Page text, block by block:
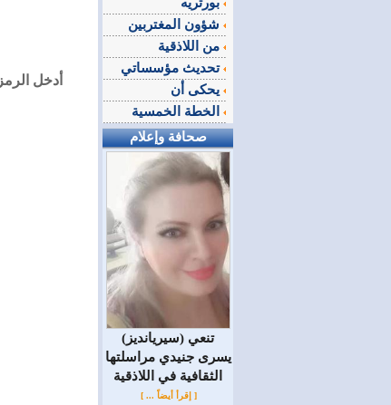
أدخل الرمز
تحديث مؤسساتي
صحافة وإعلام
(سيريانديز) تنعي
يسرى جنيدي مراسلتها
الثقافية في اللاذقية
[ إقرأ أيضاً ... ]